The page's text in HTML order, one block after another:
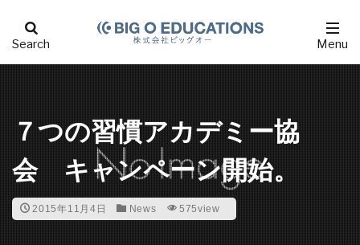
７つの習慣アカデミー協
会 キャンペーン開始。
2015年11月4日 News 575view